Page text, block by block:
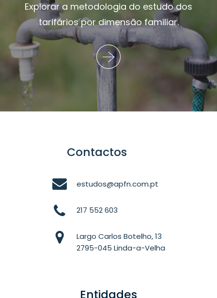
Explorar a metodologia do estudo dos
tarifários por dimensão familiar.
Contactos
estudos@apfn.com.pt
217 552 603
Largo Carlos Botelho, 13
2795-045 Linda-a-Velha
Entidades